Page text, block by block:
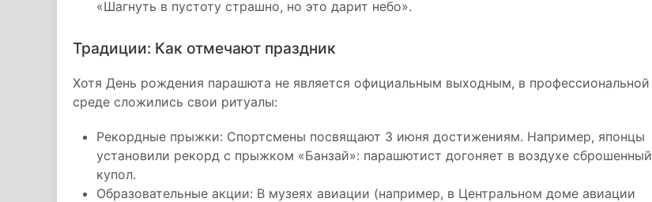
«Шагнуть в пустоту страшно, но это дарит небо».
Традиции: Как отмечают праздник
Хотя День рождения парашюта не является официальным выходным, в профессиональной
среде сложились свои ритуалы:
Рекордные прыжки: Спортсмены посвящают 3 июня достижениям. Например, японцы
установили рекорд с прыжком «Банзай»: парашютист догоняет в воздухе сброшенный
купол.
Образовательные акции: В музеях авиации (например, в Центральном доме авиации